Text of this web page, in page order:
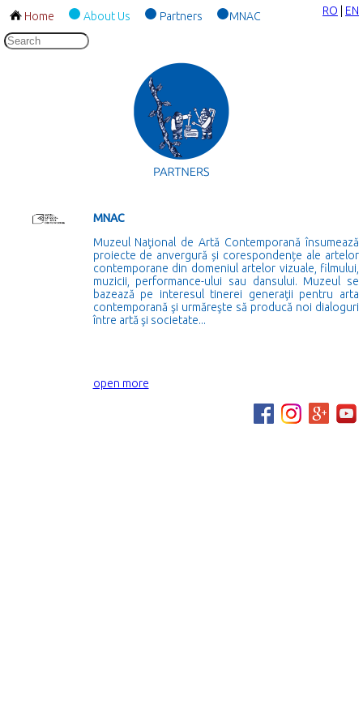
Home About Us Partners MNAC RO EN
MNAC
Muzeul Naţional de Artă Contemporană însumează
proiecte de anvergură și corespondențe ale artelor
contemporane din domeniul artelor vizuale, filmului,
muzicii, performance-ului sau dansului. Muzeul se
bazează pe interesul tinerei generaţii pentru arta
contemporană şi urmăreşte să producă noi dialoguri
între artă şi societate...
open more